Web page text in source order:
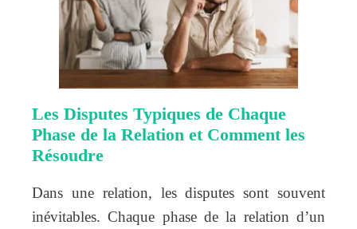
Les Disputes Typiques de Chaque
Phase de la Relation et Comment les
Résoudre
Dans une relation, les disputes sont souvent
inévitables. Chaque phase de la relation d’un